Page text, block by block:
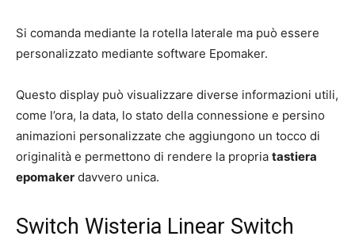
Si comanda mediante la rotella laterale ma può essere
personalizzato mediante software Epomaker.
Questo display può visualizzare diverse informazioni utili,
come l’ora, la data, lo stato della connessione e persino
animazioni personalizzate che aggiungono un tocco di
originalità e permettono di rendere la propria tastiera
epomaker davvero unica.
Switch Wisteria Linear Switch